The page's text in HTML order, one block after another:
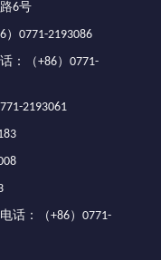
6号
0771-2193086
：（+86）0771-
2193061
话：（+86）0771-